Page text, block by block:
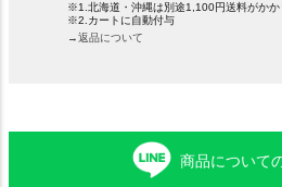
※1.北海道・沖縄は別途1,100円送料がかか
※2.カートに自動付与
→返品について
商品について